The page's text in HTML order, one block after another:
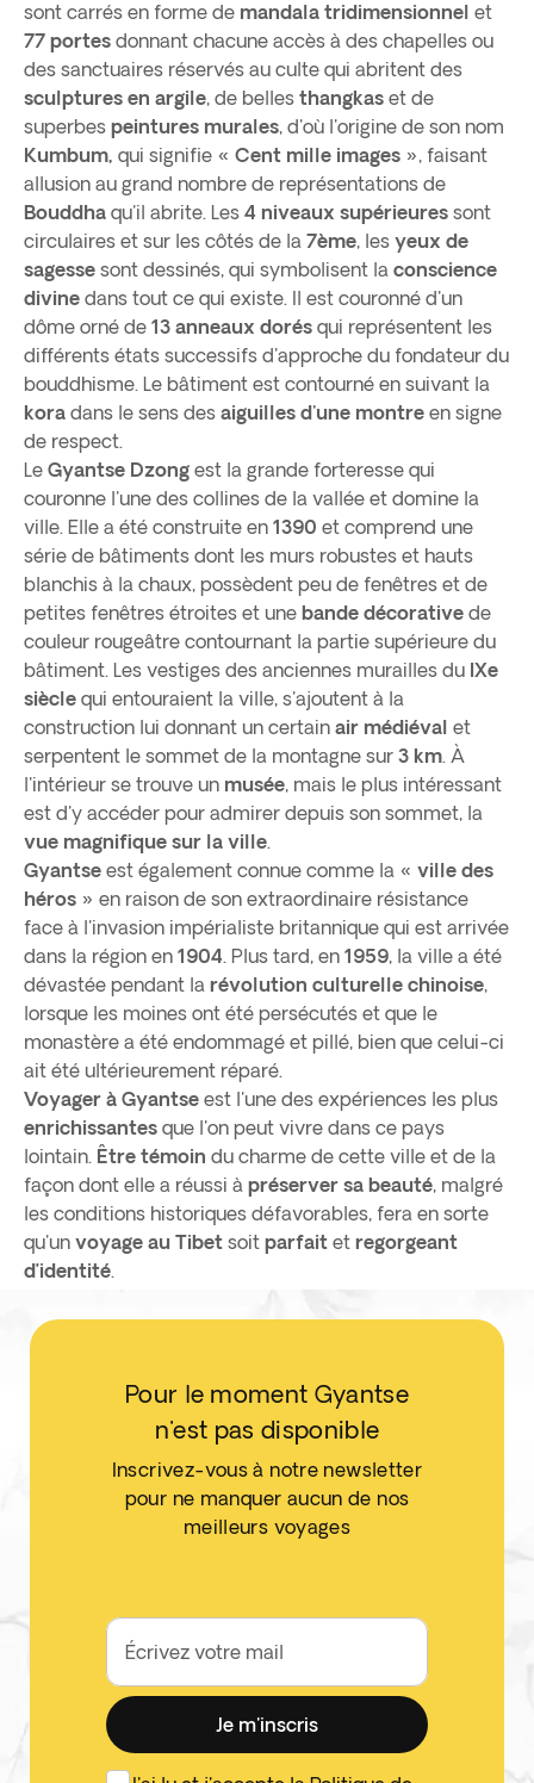
sont carrés en forme de mandala tridimensionnel et
77 portes donnant chacune accès à des chapelles ou
des sanctuaires réservés au culte qui abritent des
sculptures en argile, de belles thangkas et de
superbes peintures murales, d'où l'origine de son nom
Kumbum, qui signifie « Cent mille images », faisant
allusion au grand nombre de représentations de
Bouddha qu'il abrite. Les 4 niveaux supérieures sont
circulaires et sur les côtés de la 7ème, les yeux de
sagesse sont dessinés, qui symbolisent la conscience
divine dans tout ce qui existe. Il est couronné d'un
dôme orné de 13 anneaux dorés qui représentent les
différents états successifs d'approche du fondateur du
bouddhisme. Le bâtiment est contourné en suivant la
kora dans le sens des aiguilles d'une montre en signe
de respect.
Le Gyantse Dzong est la grande forteresse qui
couronne l'une des collines de la vallée et domine la
ville. Elle a été construite en 1390 et comprend une
série de bâtiments dont les murs robustes et hauts
blanchis à la chaux, possèdent peu de fenêtres et de
petites fenêtres étroites et une bande décorative de
couleur rougeâtre contournant la partie supérieure du
bâtiment. Les vestiges des anciennes murailles du IXe
siècle qui entouraient la ville, s'ajoutent à la
construction lui donnant un certain air médiéval et
serpentent le sommet de la montagne sur 3 km. À
l'intérieur se trouve un musée, mais le plus intéressant
est d'y accéder pour admirer depuis son sommet, la
vue magnifique sur la ville.
Gyantse est également connue comme la « ville des
héros » en raison de son extraordinaire résistance
face à l'invasion impérialiste britannique qui est arrivée
dans la région en 1904. Plus tard, en 1959, la ville a été
dévastée pendant la révolution culturelle chinoise,
lorsque les moines ont été persécutés et que le
monastère a été endommagé et pillé, bien que celui-ci
ait été ultérieurement réparé.
Voyager à Gyantse est l'une des expériences les plus
enrichissantes que l'on peut vivre dans ce pays
lointain. Être témoin du charme de cette ville et de la
façon dont elle a réussi à préserver sa beauté, malgré
les conditions historiques défavorables, fera en sorte
qu'un voyage au Tibet soit parfait et regorgeant
d’identité.
Pour le moment Gyantse
n'est pas disponible
Inscrivez-vous à notre newsletter
pour ne manquer aucun de nos
meilleurs voyages
Écrivez votre mail
Je m'inscris